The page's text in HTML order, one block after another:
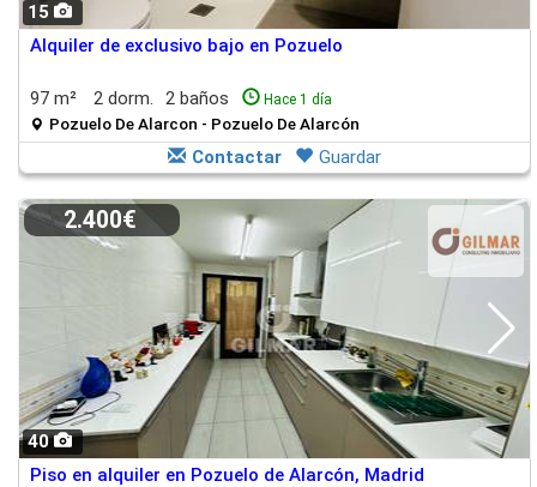
15
Alquiler de exclusivo bajo en Pozuelo
97 m² 2 dorm. 2 baños Hace 1 día
Pozuelo De Alarcon - Pozuelo De Alarcón
Contactar Guardar
40
2.400€
Piso en alquiler en Pozuelo de Alarcón, Madrid